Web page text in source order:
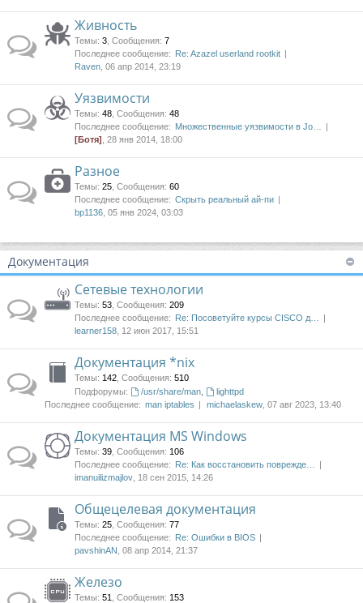
Живность
Темы: 3 Сообщения: 7
Последнее сообщение: Re: Azazel userland rootkit
Raven , 06 апр 2014, 23:19
Уязвимости
Темы: 48 Сообщения: 48
Последнее сообщение: Множественные уязвимости в Jo…
[Ботя] , 28 янв 2014, 18:00
Разное
Темы: 25 Сообщения: 60
Последнее сообщение: Скрыть реальный ай-пи
bp1136 , 05 янв 2024, 03:03
Документация
Сетевые технологии
Темы: 53 Сообщения: 209
Последнее сообщение: Re: Посоветуйте курсы CISCO д…
learner158 , 12 июн 2017, 15:51
Документация *nix
Темы: 142 Сообщения: 510
Подфорумы:
/usr/share/man,
lighttpd
Последнее сообщение: man iptables michaelaskew , 07 авг 2023, 13:40
Документация MS Windows
Темы: 39 Сообщения: 106
Последнее сообщение: Re: Как восстановить поврежде…
imanuilizmajlov , 18 сен 2015, 14:26
Общецелевая документация
Темы: 25 Сообщения: 77
Последнее сообщение: Re: Ошибки в BIOS
pavshinAN , 08 апр 2014, 21:37
Железо
Темы: 51 Сообщения: 153